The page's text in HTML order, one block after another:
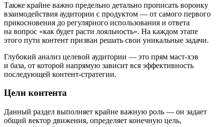
Также крайне важно предельно детально прописать воронку
взаимодействия аудитории с продуктом — от самого первого
прикосновения до регулярного использования и ответа
на вопрос «как будет расти лояльность». На каждом этапе
этого пути контент призван решать свои уникальные задачи.
Глубокий анализ целевой аудитории — это прям маст-хэв
и база, от которой напрямую зависит вся эффективность
последующей контент-стратегии.
Цели контента
Данный раздел выполняет крайне важную роль — он задает
общий вектор движения, определяет конечную цель,